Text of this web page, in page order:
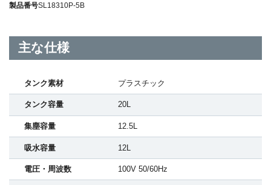
製品番号SL18310P-5B
主な仕様
タンク素材 プラスチック
タンク容量 20L
集塵容量 12.5L
吸水容量 12L
電圧・周波数 100V 50/60Hz